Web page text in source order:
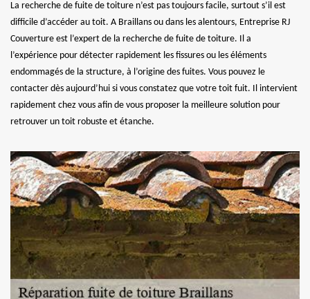
La recherche de fuite de toiture n’est pas toujours facile, surtout s’il est
difficile d’accéder au toit. A Braillans ou dans les alentours, Entreprise RJ
Couverture est l’expert de la recherche de fuite de toiture. Il a
l’expérience pour détecter rapidement les fissures ou les éléments
endommagés de la structure, à l’origine des fuites. Vous pouvez le
contacter dès aujourd’hui si vous constatez que votre toit fuit. Il intervient
rapidement chez vous afin de vous proposer la meilleure solution pour
retrouver un toit robuste et étanche.